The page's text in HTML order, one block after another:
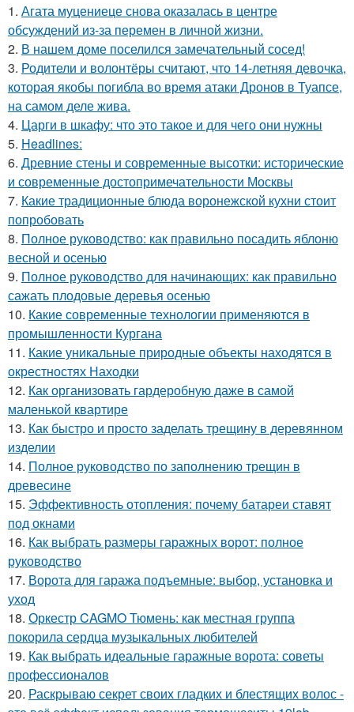
1. Агата муцениеце снова оказалась в центре
обсуждений из-за перемен в личной жизни.
2. В нашем доме поселился замечательный сосед!
3. Родители и волонтёры считают, что 14-летняя девочка,
которая якобы погибла во время атаки Дронов в Туапсе,
на самом деле жива.
4. Царги в шкафу: что это такое и для чего они нужны
5. Headlines:
6. Древние стены и современные высотки: исторические
и современные достопримечательности Москвы
7. Какие традиционные блюда воронежской кухни стоит
попробовать
8. Полное руководство: как правильно посадить яблоню
весной и осенью
9. Полное руководство для начинающих: как правильно
сажать плодовые деревья осенью
10. Какие современные технологии применяются в
промышленности Кургана
11. Какие уникальные природные объекты находятся в
окрестностях Находки
12. Как организовать гардеробную даже в самой
маленькой квартире
13. Как быстро и просто заделать трещину в деревянном
изделии
14. Полное руководство по заполнению трещин в
древесине
15. Эффективность отопления: почему батареи ставят
под окнами
16. Как выбрать размеры гаражных ворот: полное
руководство
17. Ворота для гаража подъемные: выбор, установка и
уход
18. Оркестр CAGMO Тюмень: как местная группа
покорила сердца музыкальных любителей
19. Как выбрать идеальные гаражные ворота: советы
профессионалов
20. Раскрываю секрет своих гладких и блестящих волос -